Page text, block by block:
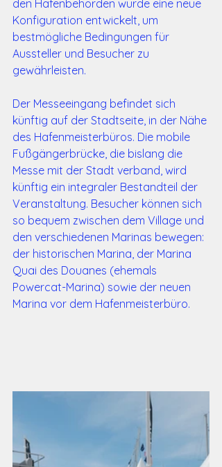
den Hafenbehörden wurde eine neue
Konfiguration entwickelt, um
bestmögliche Bedingungen für
Aussteller und Besucher zu
gewährleisten.
Der Messeeingang befindet sich
künftig auf der Stadtseite, in der Nähe
des Hafenmeisterbüros. Die mobile
Fußgängerbrücke, die bislang die
Messe mit der Stadt verband, wird
künftig ein integraler Bestandteil der
Veranstaltung. Besucher können sich
so bequem zwischen dem Village und
den verschiedenen Marinas bewegen:
der historischen Marina, der Marina
Quai des Douanes (ehemals
Powercat-Marina) sowie der neuen
Marina vor dem Hafenmeisterbüro.